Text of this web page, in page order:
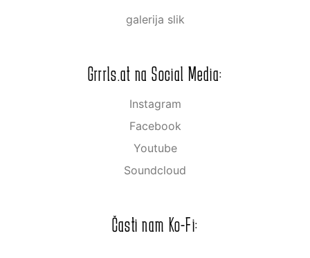
galerija slik
Grrrls.at na Social Media:
Instagram
Facebook
Youtube
Soundcloud
Časti nam Ko-Fi: